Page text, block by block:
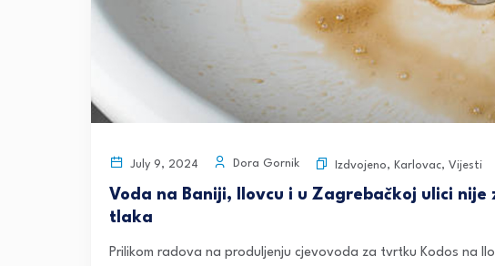
July 9, 2024 Dora Gornik Izdvojeno, Karlovac, Vijesti
Voda na Baniji, Ilovcu i u Zagrebačkoj ulici
tlaka
Prilikom radova na produljenju cjevovoda za tvrtku Kodos na